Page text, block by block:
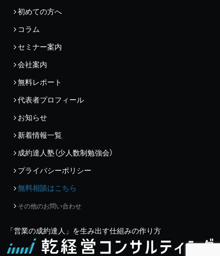
初めての方へ
コラム
セミナー案内
会社案内
無料レポート
代表者プロフィール
お知らせ
新着情報一覧
成約達人塾（少人数制勉強会）
プライバシーポリシー
無料相談はこちら
その他のお問い合わせ
「営業の成約達人」を生み出す仕組みの作り方